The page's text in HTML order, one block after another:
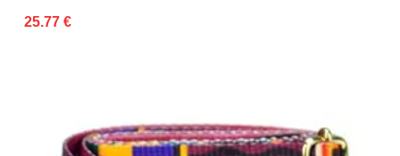
25.77 €